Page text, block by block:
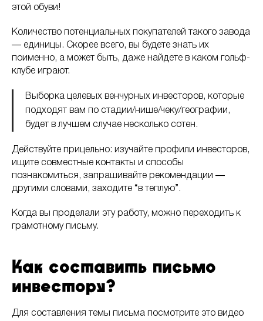
этой обуви!
Количество потенциальных покупателей такого завода
― единицы. Скорее всего, вы будете знать их
поименно, а может быть, даже найдете в каком гольф-
клубе играют.
Выборка целевых венчурных инвесторов, которые
подходят вам по стадии/нише/чеку/географии,
будет в лучшем случае несколько сотен.
Действуйте прицельно: изучайте профили инвесторов,
ищите совместные контакты и способы
познакомиться, запрашивайте рекомендации ―
другими словами, заходите “в теплую”.
Когда вы проделали эту работу, можно переходить к
грамотному письму.
Как составить письмо
инвестору?
Для составления темы письма посмотрите это видео